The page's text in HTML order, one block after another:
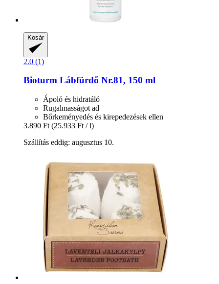
Kosár
2.0 (1)
Bioturm Lábfürdő Nr.81, 150 ml
Ápoló és hidratáló
Rugalmasságot ad
Bőrkeményedés és kirepedezések ellen
3.890 Ft (25.933 Ft / l)
Szállítás eddig: augusztus 10.